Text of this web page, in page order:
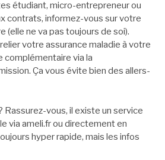
étudiant, micro-entrepreneur ou
contrats, informez-vous sur votre
(elle ne va pas toujours de soi).
votre assurance maladie à votre
complémentaire via la
Ça vous évite bien des allers-
Rassurez-vous, il existe un service
via ameli.fr ou directement en
hyper rapide, mais les infos